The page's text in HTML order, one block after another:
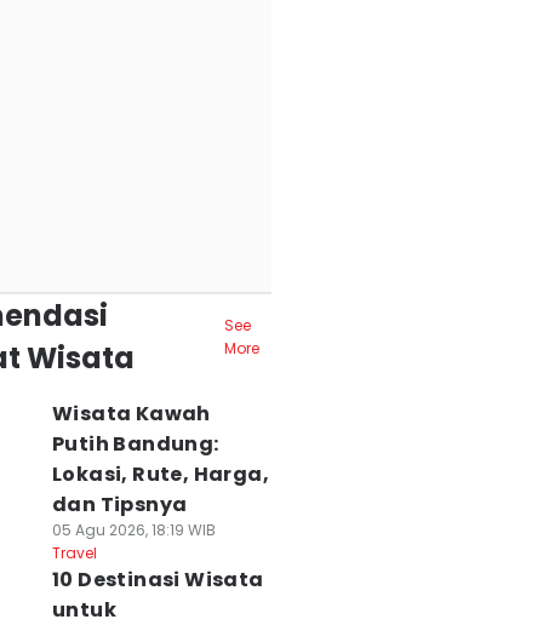
Wisata
See
More
Wisata Kawah
Putih Bandung:
Lokasi, Rute, Harga,
dan Tipsnya
05 Agu 2026, 18:19 WIB
Travel
10 Destinasi Wisata
untuk